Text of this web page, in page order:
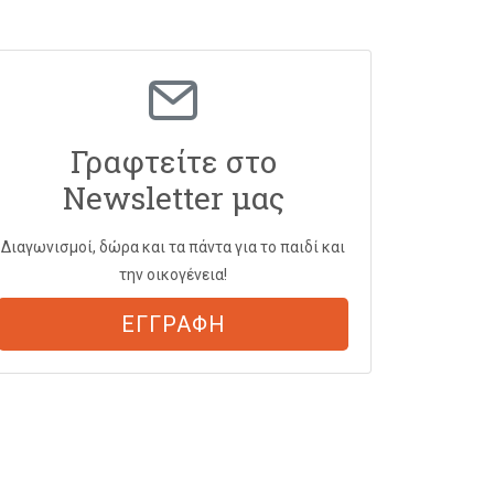
Γραφτείτε στο
Newsletter μας
Διαγωνισμοί, δώρα και τα πάντα για το παιδί και
την οικογένεια!
ΕΓΓΡΑΦΗ